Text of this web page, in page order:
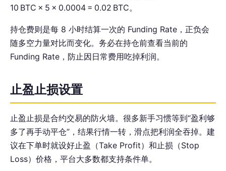
10 BTC × 5 × 0.0004 = 0.02 BTC。
持仓费则是每 8 小时结算一次的 Funding Rate，正负会
随多空力量对比而变化。务必在持仓前查看当前的
Funding Rate，防止因日常费用吃掉利润。
止盈止损设置
止盈止损是合约交易的防火墙。很多新手习惯等到“盈利够
多了再手动平仓”，结果行情一转，滑点把利润全吞掉。建
议在下单时就设好止盈（Take Profit）和止损（Stop
Loss）价格，平台大多数都支持条件单。